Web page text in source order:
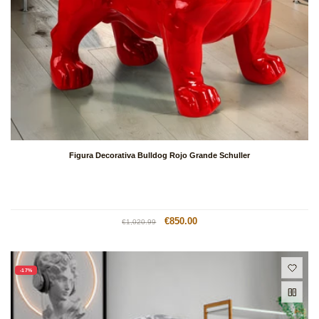
Figura Decorativa Bulldog Rojo Grande Schuller
Precio
€1,020.99
Precio
€850.00
-17%